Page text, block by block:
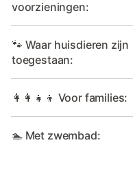
voorzieningen:
🐾 Waar huisdieren zijn
toegestaan:
👩‍👩‍👧‍👦 Voor families:
🏊 Met zwembad: